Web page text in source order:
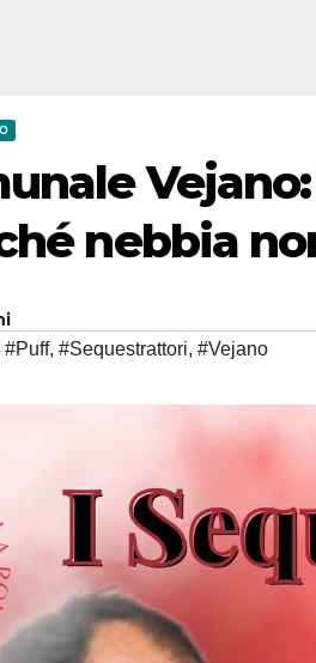
nebbia
#Puff, #Sequestrattori, #Vejano